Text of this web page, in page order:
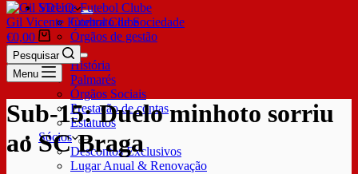
SDUQ
Contrato de Sociedade
Órgãos de gestão
Clube
História
Palmarés
Órgãos Sociais
Prestação de contas
Estatutos
Sócios
Descontos Exclusivos
Lugar Anual & Renovação
Gil Vicente Futebol Clube
€0,00
Pesquisar
Menu
Sub-15: Duelo minhoto sorriu
ao SC Braga